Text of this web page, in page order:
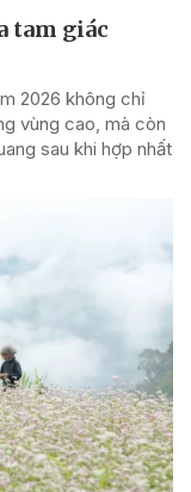
tam giác
2026 không chỉ
vùng cao, mà còn
sau khi hợp nhất